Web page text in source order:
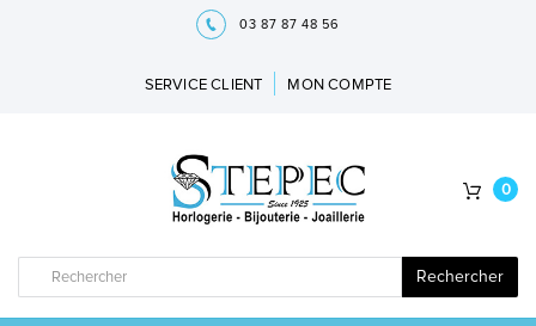
03 87 87 48 56
SERVICE CLIENT MON COMPTE
Rechercher
0